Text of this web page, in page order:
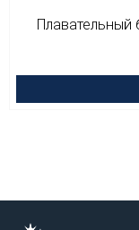
Плавательный